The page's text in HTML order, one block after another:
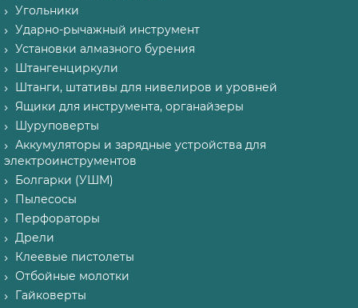
Угольники
Ударно-рычажный инструмент
Установки алмазного бурения
Штангенциркули
Штанги, штативы для нивелиров и уровней
Ящики для инструмента, органайзеры
Шуруповерты
Аккумуляторы и зарядные устройства для
электроинструментов
Болгарки (УШМ)
Пылесосы
Перфораторы
Дрели
Клеевые пистолеты
Отбойные молотки
Гайковерты